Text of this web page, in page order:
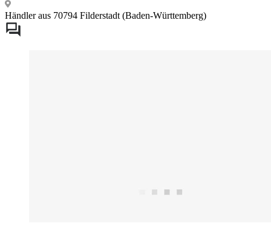
Händler aus 70794 Filderstadt (Baden-Württemberg)